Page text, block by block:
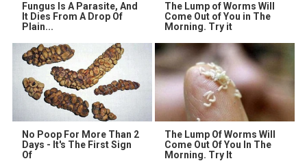
Fungus Is A Parasite, And
It Dies From A Drop Of
Plain...
The Lump of Worms Will
Come Out of You in The
Morning. Try it
No Poop For More Than 2
Days - It's The First Sign
Of
The Lump Of Worms Will
Come Out Of You In The
Morning. Try It